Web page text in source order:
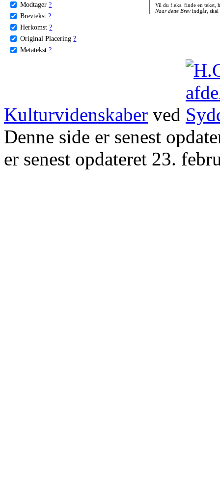
Modtager ?
Brevtekst ?
Herkomst ?
Original Placering ?
Metatekst ?
Vil du f.eks. finde en tekst,
Naar dette Brevindgår, skal
Kulturvidenskaber ved
Denne side er senest
er senest opdateret 23.